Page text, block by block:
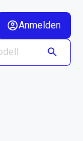
Anmelden